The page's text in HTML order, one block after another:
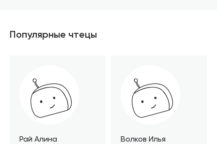
Популярные чтецы
Рай Алина Волков Илья